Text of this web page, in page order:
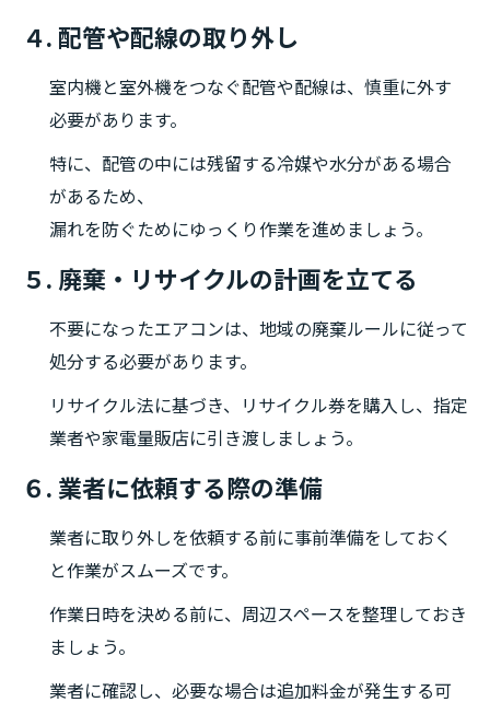
４. 配管や配線の取り外し
室内機と室外機をつなぐ配管や配線は、慎重に外す
必要があります。
特に、配管の中には残留する冷媒や水分がある場合
があるため、
漏れを防ぐためにゆっくり作業を進めましょう。
５. 廃棄・リサイクルの計画を立てる
不要になったエアコンは、地域の廃棄ルールに従って
処分する必要があります。
リサイクル法に基づき、リサイクル券を購入し、指定
業者や家電量販店に引き渡しましょう。
６. 業者に依頼する際の準備
業者に取り外しを依頼する前に事前準備をしておく
と作業がスムーズです。
作業日時を決める前に、周辺スペースを整理しておき
ましょう。
業者に確認し、必要な場合は追加料金が発生する可